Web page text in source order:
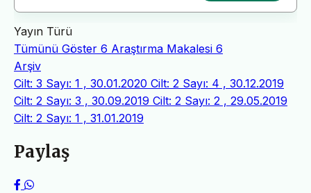
Yayın Türü
Tümünü Göster 6 Araştırma Makalesi 6
Arşiv
Cilt: 3 Sayı: 1 , 30.01.2020 Cilt: 2 Sayı: 4 , 30.12.2019
Cilt: 2 Sayı: 3 , 30.09.2019 Cilt: 2 Sayı: 2 , 29.05.2019
Cilt: 2 Sayı: 1 , 31.01.2019
Paylaş